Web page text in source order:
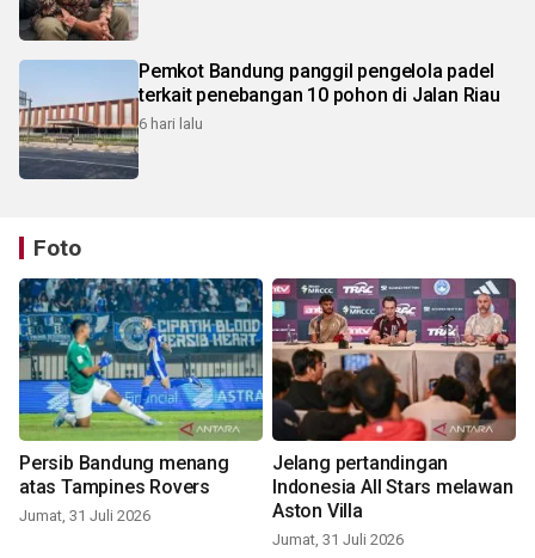
Pemkot Bandung panggil pengelola padel
terkait penebangan 10 pohon di Jalan Riau
6 hari lalu
Foto
Persib Bandung menang
atas Tampines Rovers
Jumat, 31 Juli 2026
Jelang pertandingan
Indonesia All Stars melawan
Aston Villa
Jumat, 31 Juli 2026